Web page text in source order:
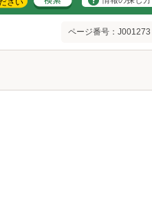
ページ番号：J001273